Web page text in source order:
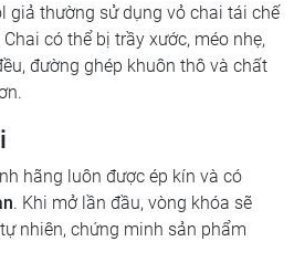
giả thường sử dụng vỏ chai tái chế
có thể bị trầy xước, méo nhẹ,
đường ghép khuôn thô và chất
hãng luôn được ép kín và có
. Khi mở lần đầu, vòng khóa sẽ
nhiên, chứng minh sản phẩm